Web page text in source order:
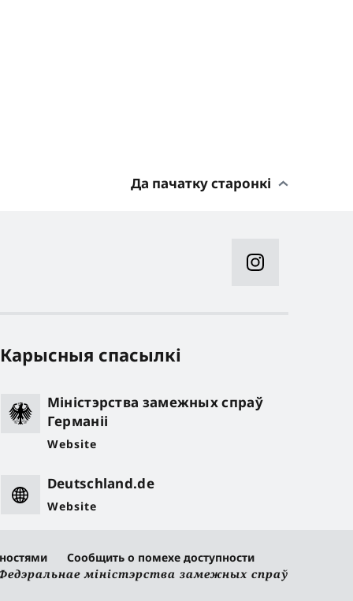
Да пачатку старонкі
Карысныя спасылкі
Міністэрства замежных спраў
Германіі
Website
Deutschland.de
Website
Сообщить о помехе доступности
міністэрства замежных спраў